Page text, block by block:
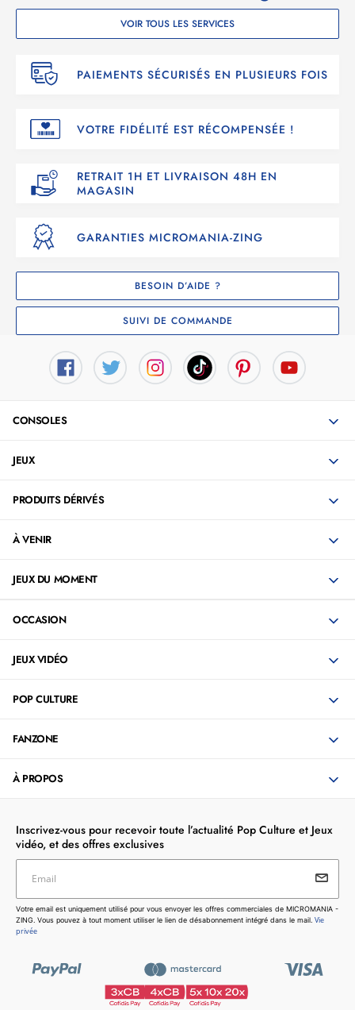
VOIR TOUS LES SERVICES
PAIEMENTS SÉCURISÉS EN PLUSIEURS FOIS
VOTRE FIDÉLITÉ EST RÉCOMPENSÉE !
RETRAIT 1H ET LIVRAISON 48H EN
MAGASIN
GARANTIES MICROMANIA-ZING
BESOIN D’AIDE ?
SUIVI DE COMMANDE
CONSOLES
JEUX
PRODUITS DÉRIVÉS
À VENIR
JEUX DU MOMENT
OCCASION
JEUX VIDÉO
POP CULTURE
FANZONE
À PROPOS
Inscrivez-vous pour recevoir toute l’actualité Pop Culture et Jeux
vidéo, et des offres exclusives
Votre email est uniquement utilisé pour vous envoyer les
offres commerciales de MICROMANIA - ZING. Vous pouvez
à tout moment utiliser le lien de désabonnement intégré dans
Email
Votre email est uniquement utilisé pour vous envoyer les offres commerciales de MICROMANIA -
ZING. Vous pouvez à tout moment utiliser le lien de désabonnement intégré dans le mail. Vie
privée